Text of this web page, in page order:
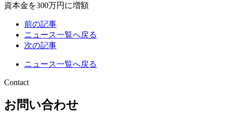
資本金を300万円に増額
前の記事
ニュース一覧へ戻る
次の記事
ニュース一覧へ戻る
Contact
お問い合わせ